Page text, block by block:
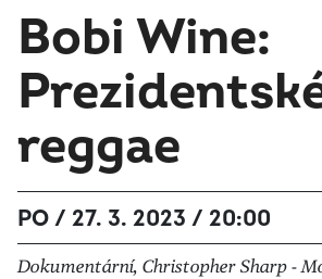
Bobi Wine:
reggae
PO / 27. 3. 2023 / 20:00
Dokumentární, Christopher Sharp -